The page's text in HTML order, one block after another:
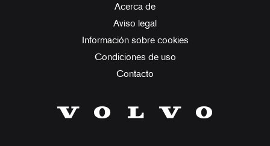
Acerca de
Aviso legal
Información sobre cookies
Condiciones de uso
Contacto